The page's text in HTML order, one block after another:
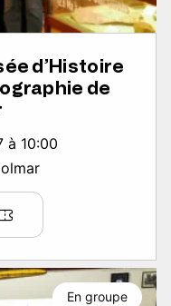
d’Histoire
de
à 10:00
En groupe